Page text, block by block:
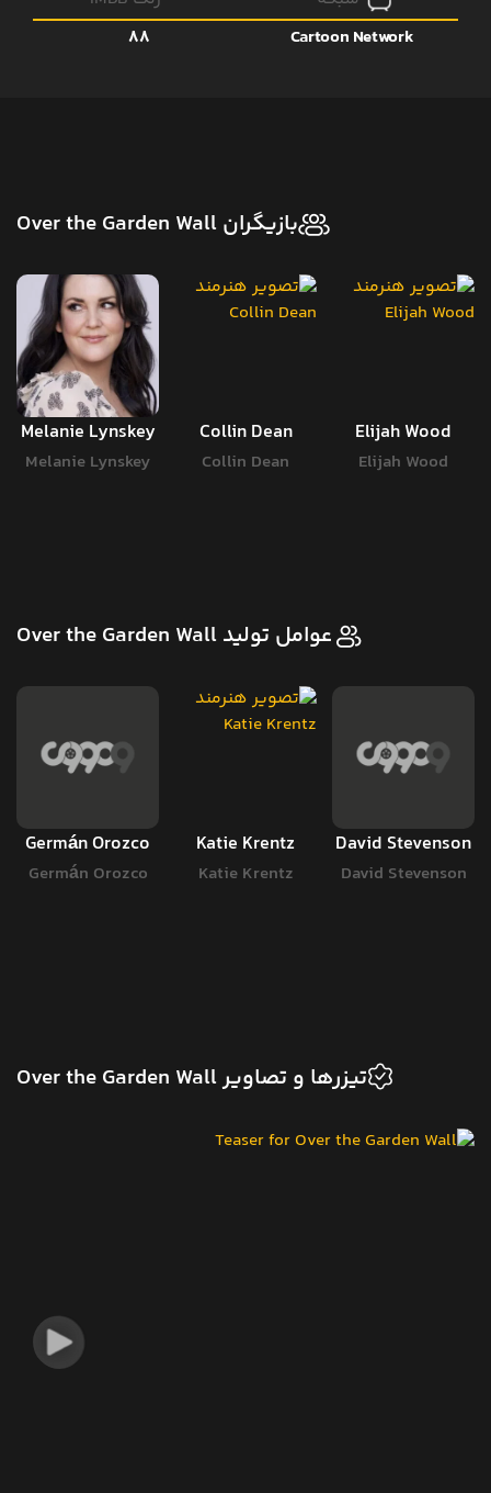
Cartoon Network
88
بازیگران Over the Garden Wall
Elijah Wood
Elijah Wood
Collin Dean
Collin Dean
Melanie Lynskey
Melanie Lynskey
عوامل تولید Over the Garden Wall
David Stevenson
David Stevenson
Katie Krentz
Katie Krentz
Germán Orozco
Germán Orozco
تیزرها و تصاویر Over the Garden Wall